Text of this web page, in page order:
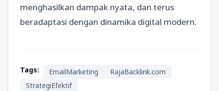
menghasilkan dampak nyata, dan terus
beradaptasi dengan dinamika digital modern.
Tags: EmailMarketing
RajaBacklink.com
StrategiEfektif